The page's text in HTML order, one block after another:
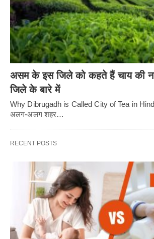
असम के इस जिले को कहते हैं चाय की
जिले के बारे में
Why Dibrugadh is Called City of Tea in
अलग-अलग शहर…
RECENT POSTS